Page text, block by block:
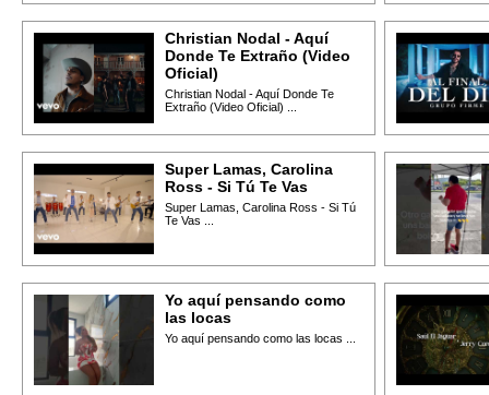
Christian Nodal - Aquí
Donde Te Extraño (Video
Oficial)
Christian Nodal - Aquí Donde Te
Extraño (Video Oficial) ...
Super Lamas, Carolina
Ross - Si Tú Te Vas
Super Lamas, Carolina Ross - Si Tú
Te Vas ...
Yo aquí pensando como
las locas
Yo aquí pensando como las locas ...